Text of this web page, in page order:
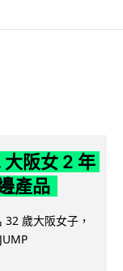
阪女 2 年
產品
歲大阪女子，